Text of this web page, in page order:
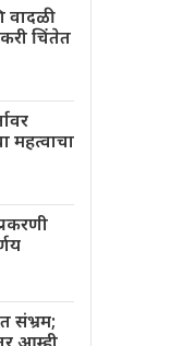
वादळी
चिंतेत
महत्वाचा
संभ्रम;